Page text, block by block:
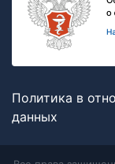
Политика в
данных